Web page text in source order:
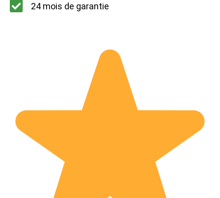
24 mois de garantie